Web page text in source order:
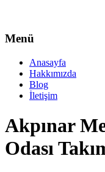
Menü
Anasayfa
Hakkımızda
Blog
İletişim
Akpınar
Odası